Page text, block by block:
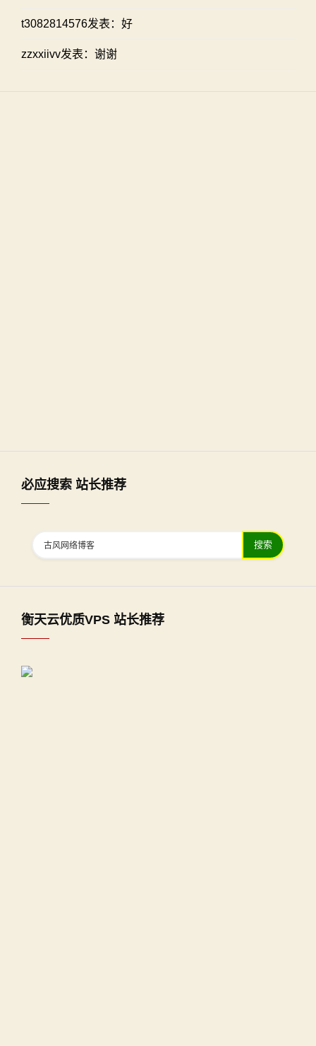
t3082814576发表：好
zzxxiivv发表：谢谢
必应搜索 站长推荐
搜索
衡天云优质VPS 站长推荐